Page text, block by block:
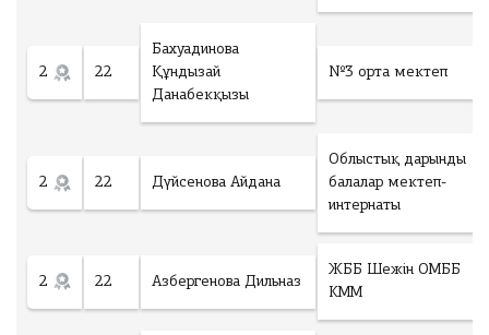
2 22
Бахуадинова
Құндызай
Данабекқызы
№3 орта мектеп
2 22 Дүйсенова Айдана
Облыстық дарынды
балалар мектеп-
интернаты
2 22 Азбергенова Дильназ
ЖББ Шежін ОМББ
КММ